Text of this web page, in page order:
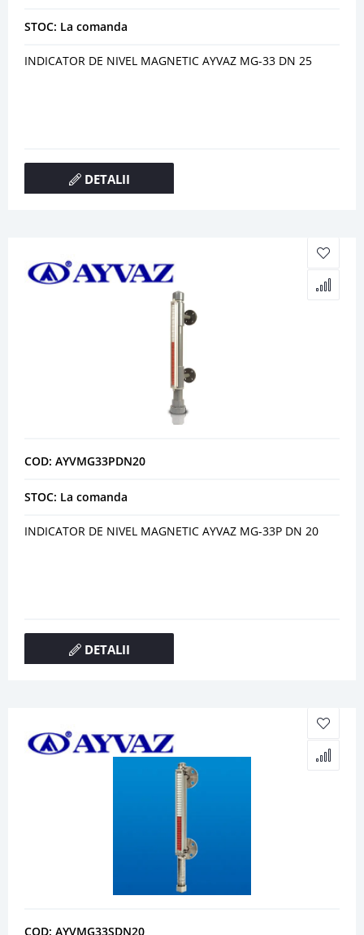
STOC: La comanda
INDICATOR DE NIVEL MAGNETIC AYVAZ MG-33 DN 25
DETALII
COD: AYVMG33PDN20
STOC: La comanda
INDICATOR DE NIVEL MAGNETIC AYVAZ MG-33P DN 20
DETALII
COD: AYVMG33SDN20